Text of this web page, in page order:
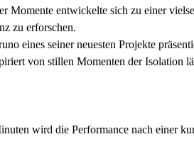
Momente entwickelte sich zu einer
zu erforschen.
eines seiner neuesten Projekte
von stillen Momenten der Isolation
wird die Performance nach einer